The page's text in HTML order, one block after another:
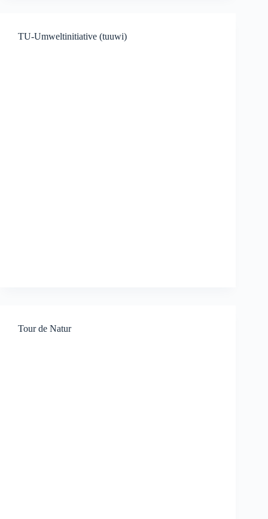
TU-Umweltinitiative (tuuwi)
Tour de Natur